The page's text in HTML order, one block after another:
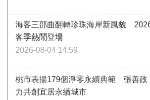
海客三部曲翻轉珍珠海岸新風貌
客季熱鬧登場
2026-08-04 14:59
桃市表揚179個淨零永續典範 張善政
力共創宜居永續城市